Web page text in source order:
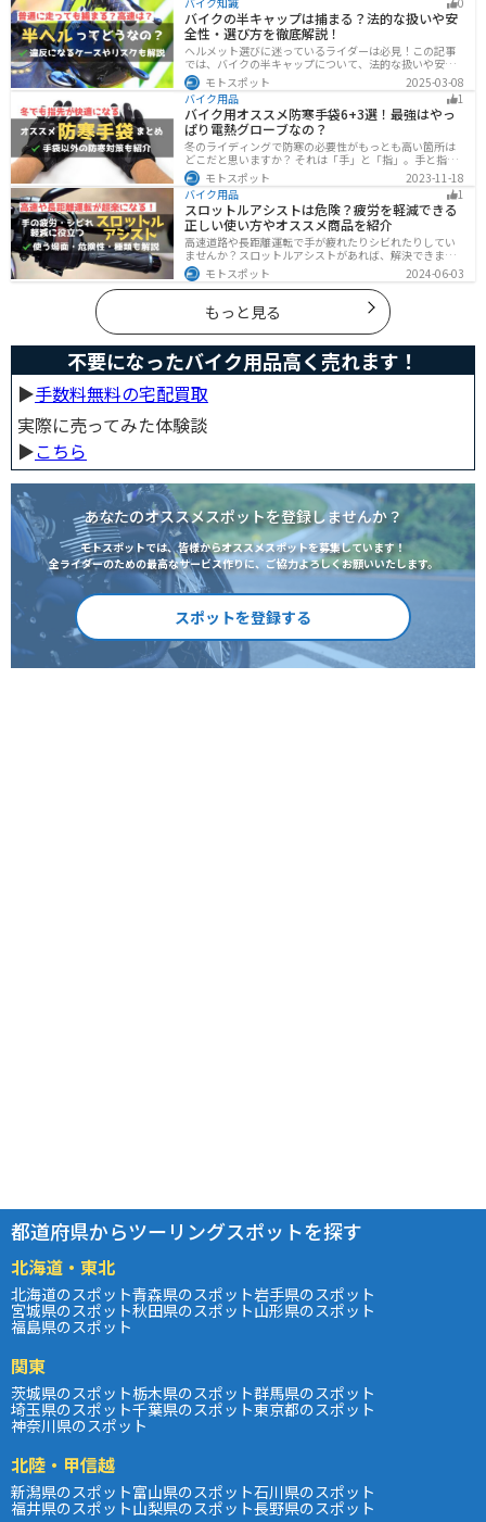
び方についてまとめました。付けようか悩んでいる人は
参考にしてください。
バイクの半キャップは捕まる？法的な扱いや安
全性・選び方を徹底解説！
ヘルメット選びに迷っているライダーは必見！この記事
では、バイクの半キャップについて、法的な扱いや安全
性、選び方を詳しく解説しています。実は、法律で認め
られていても、状況によっては違法となる可能性がある
ので注意が必要です。この記事を読めば、ヘルメットを
正しく選ぶヒントが得られます。
モトスポット
2025-03-08
バイク用品
1
バイク用オススメ防寒手袋6+3選！最強はやっ
ぱり電熱グローブなの？
冬のライディングで防寒の必要性がもっとも高い箇所は
どこだと思いますか？ それは「手」と「指」。手と指が
冷えてしまうと、防寒ジャケットをいくら着込んでも寒
さから逃れることはできません。そんな防寒の要となる
オススメ防寒手袋を紹介します。
モトスポット
2023-11-18
バイク用品
1
スロットルアシストは危険？疲労を軽減できる
正しい使い方やオススメ商品を紹介
高速道路や長距離運転で手が疲れたりシビれたりしてい
ませんか？スロットルアシストがあれば、解決できま
す。この記事ではスロットルアシストを安全に使う場
面、危険性、種類、オススメの商品について解説しま
す。長距離運転をもっと楽にしたいと思っている人は参
考にしてください。
モトスポット 2024-06-03
もっと見る
不要になったバイク用品高く売れます！
▶︎手数料無料の宅配買取
実際に売ってみた体験談
▶︎こちら
あなたのオススメスポットを登録しませんか？
モトスポットでは、皆様からオススメスポットを募集しています！
全ライダーのための最高なサービス作りに、ご協力よろしくお願いいたします。
スポットを登録する
都道府県からツーリングスポットを探す
北海道・東北
北海道のスポット青森県のスポット岩手県のスポット
宮城県のスポット秋田県のスポット山形県のスポット
福島県のスポット
関東
茨城県のスポット栃木県のスポット群馬県のスポット
埼玉県のスポット千葉県のスポット東京都のスポット
神奈川県のスポット
北陸・甲信越
新潟県のスポット富山県のスポット石川県のスポット
福井県のスポット山梨県のスポット長野県のスポット